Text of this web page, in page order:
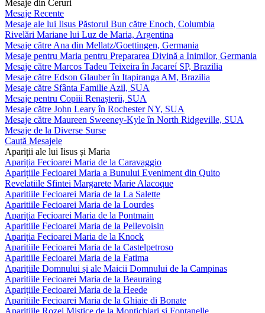
Mesaje din Ceruri
Mesaje Recente
Mesaje ale lui Iisus Păstorul Bun către Enoch, Columbia
Rivelări Mariane lui Luz de Maria, Argentina
Mesaje către Ana din Mellatz/Goettingen, Germania
Mesaje pentru Maria pentru Prepararea Divină a Inimilor, Germania
Mesaje către Marcos Tadeu Teixeira în Jacareí SP, Brazilia
Mesaje către Edson Glauber în Itapiranga AM, Brazilia
Mesaje către Sfânta Familie Azil, SUA
Mesaje pentru Copiii Renașterii, SUA
Mesaje către John Leary în Rochester NY, SUA
Mesaje către Maureen Sweeney-Kyle în North Ridgeville, SUA
Mesaje de la Diverse Surse
Caută Mesajele
Apariții ale lui Iisus și Maria
Apariția Fecioarei Maria de la Caravaggio
Aparițiile Fecioarei Maria a Bunului Eveniment din Quito
Revelatiile Sfintei Margarete Marie Alacoque
Aparitiile Fecioarei Maria de la La Salette
Aparitiile Fecioarei Maria de la Lourdes
Apariția Fecioarei Maria de la Pontmain
Aparitiile Fecioarei Maria de la Pellevoisin
Apariția Fecioarei Maria de la Knock
Aparitiile Fecioarei Maria de la Castelpetroso
Aparitiile Fecioarei Maria de la Fatima
Aparițiile Domnului și ale Maicii Domnului de la Campinas
Aparitiile Fecioarei Maria de la Beauraing
Aparițiile Fecioarei Maria de la Heede
Aparitiile Fecioarei Maria de la Ghiaie di Bonate
Aparitiile Rozei Mistice de la Montichiari și Fontanelle